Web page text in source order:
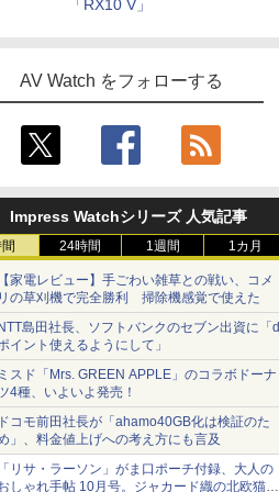
「RX10 V」
AV Watch をフォローする
Impress Watchシリーズ 人気記事
24時間 1週間 1カ月
家電レビュー】手ごわい雑草との戦い、コメ
の草刈機で完全勝利 掃除機感覚で使えた
島田社長、ソフトバンクのセブン出資に「d
イント使えるようにして」
スド「Mrs. GREEN APPLE」のコラボドーナ
4種、いよいよ発売！
コモ前田社長が「ahamo40GB化は検証のた
」、料金値上げへの考え方にも言及
リサ・ラーソン」がま口ポーチ付録、大人の
しゃれ手帖 10月号。ジャカード織の北欧猫デ